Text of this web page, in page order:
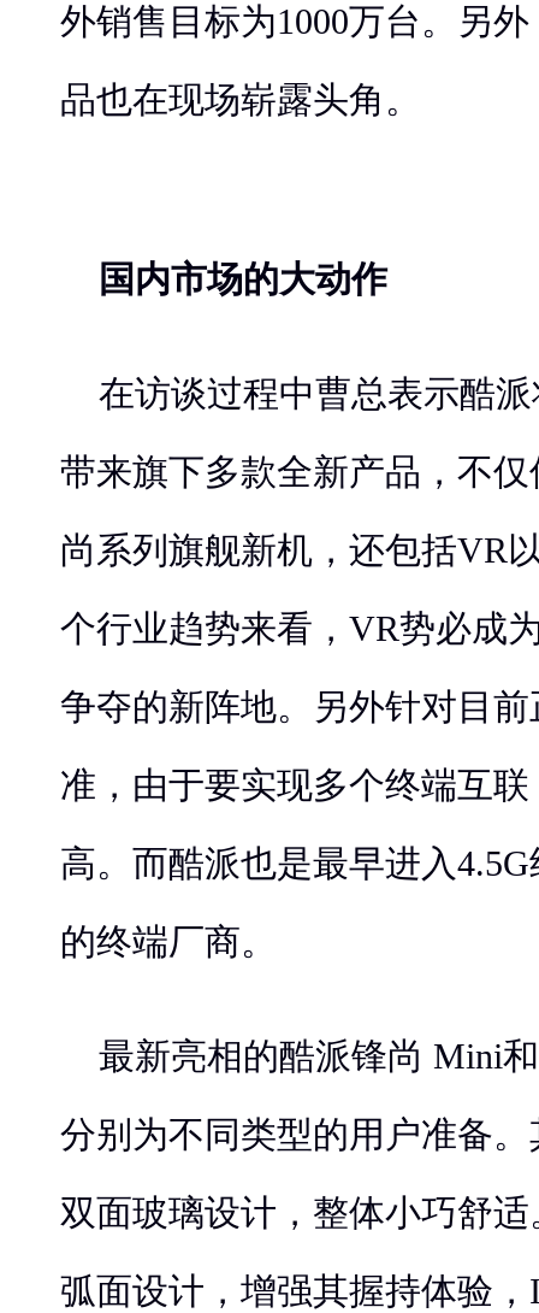
外销售目标为1000万台。另
品也在现场崭露头角。
国内市场的大动作
在访谈过程中曹总表示酷
带来旗下多款全新产品，不
尚系列旗舰新机，还包括VR
个行业趋势来看，VR势必成
争夺的新阵地。另外针对目
准，由于要实现多个终端互
高。而酷派也是最早进入
的终端厂商。
最新亮相的酷派锋尚 Mini
分别为不同类型的用户准备
双面玻璃设计，整体小巧舒
弧面设计，增强其握持体验